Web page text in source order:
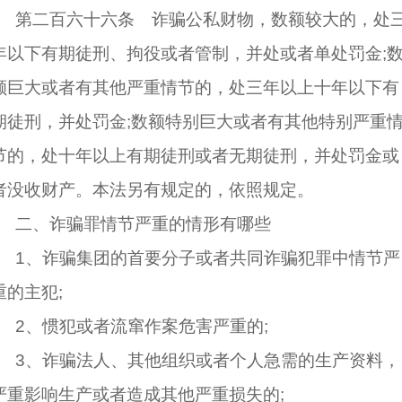
第二百六十六条 诈骗公私财物，数额较大的，处
以下有期徒刑 、 拘役或者管制 ，并处或者单处罚金;数
巨大或者有其他严重情节的，处三年以上十年以下有
徒刑，并处罚金;数额特别巨大或者有其他特别严重
的，处十年以上有期徒刑或者无期徒刑
，并处罚金或
没收财产。本法另有规定的，依照规定。
二、诈骗罪情节严重的情形有哪些
1、诈骗集团的首要分子或者共同诈骗犯罪中情节严
的主犯;
2、惯犯或者流窜作案危害严重的;
3、 诈骗法人、其他组织或者个人急需的生产资料，
重影响生产或者造成其他严重损失的;